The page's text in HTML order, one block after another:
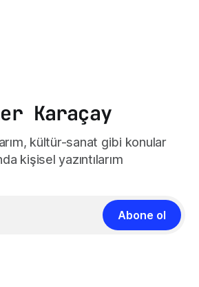
akıcıydı ki 640 sayfalık kitabı
Karaçay
kültür-sanat gibi konular
kişisel yazıntılarım
Abone ol